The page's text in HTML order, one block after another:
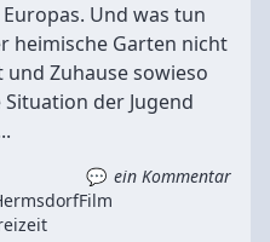
Und was tun
heimische Garten nicht
Zuhause sowieso
der Jugend
ein Kommentar
Film